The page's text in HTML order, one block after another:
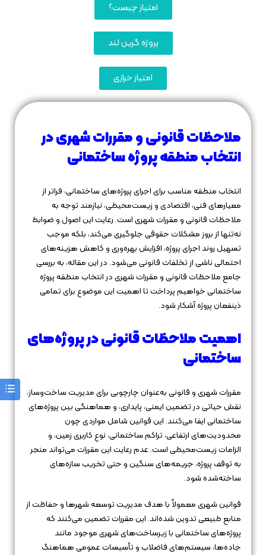
امتیاز چیست؟
پروژه گرین لند
امتیاز خرازی
ملاحظات قانونی و مقررات شهری در
انتخاب منطقه پروژه ساختمانی
انتخاب منطقه مناسب برای اجرای پروژه‌های ساختمانی، فراتر از
معیارهای فنی، اقتصادی و زیست‌محیطی، نیازمند توجه به
ملاحظات قانونی و مقررات شهری است. رعایت این اصول و ضوابط
نه‌تنها از بروز مشکلات حقوقی جلوگیری می‌کند، بلکه موجب
تسهیل روند اجرای پروژه، افزایش بهره‌وری و کاهش هزینه‌های
احتمالی ناشی از تخلفات قانونی می‌شود. در این مقاله، به بررسی
جامع ملاحظات قانونی و مقررات شهری در انتخاب منطقه پروژه
ساختمانی خواهیم پرداخت تا اهمیت این موضوع برای تمامی
ذینفعان پروژه آشکار شود.
اهمیت ملاحظات قانونی در پروژه‌های
ساختمانی
مقررات شهری و قانونی به‌عنوان چارچوبی برای مدیریت ساخت‌وساز،
نقش حیاتی در تضمین ایمنی، پایداری، و هماهنگی بین پروژه‌های
ساختمانی ایفا می‌کنند. این قوانین شامل مواردی چون
محدودیت‌های ارتفاعی، تراکم ساختمانی، نوع کاربری زمین، و
الزامات زیست‌محیطی است. عدم رعایت این مقررات می‌تواند منجر
به توقف پروژه، جریمه‌های سنگین و حتی تخریب سازه‌های
ساخته‌شده شود.
قوانین شهری معمولاً با هدف مدیریت توسعه شهرها و حفاظت از
منابع طبیعی تدوین شده‌اند. این مقررات تضمین می‌کنند که
پروژه‌های ساختمانی با زیرساخت‌های شهری موجود مانند
جاده‌ها، سیستم‌های فاضلاب و تأسیسات عمومی هماهنگ